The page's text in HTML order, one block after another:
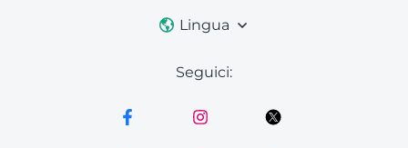
Lingua
Seguici: